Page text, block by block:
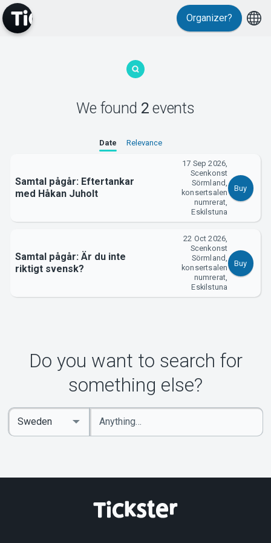
MyTickster
Support
About Tickster
Organizer?
We found 2 events
Date Relevance
Samtal pågår: Eftertankar
med Håkan Juholt
17 Sep 2026,
Scenkonst
Sörmland,
konsertsalen
numrerat,
Eskilstuna
Buy
Samtal pågår: Är du inte
riktigt svensk?
22 Oct 2026,
Scenkonst
Sörmland,
konsertsalen
numrerat,
Eskilstuna
Buy
Do you want to search for
something else?
Enter
keywords
Select
Country